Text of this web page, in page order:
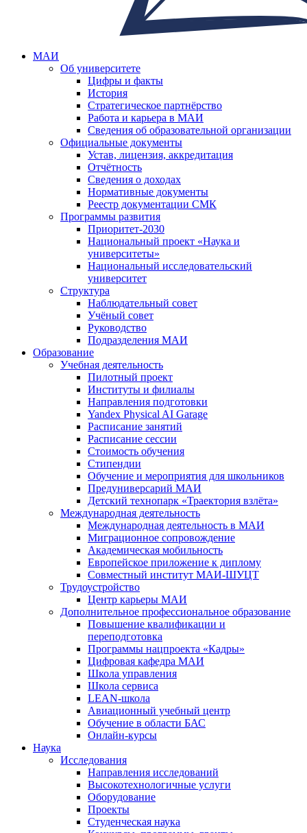
МАИ
Об университете
Цифры и факты
История
Стратегическое партнёрство
Работа и карьера в МАИ
Сведения об образовательной организации
Официальные документы
Устав, лицензия, аккредитация
Отчётность
Сведения о доходах
Нормативные документы
Реестр документации СМК
Программы развития
Приоритет-2030
Национальный проект «Наука и
университеты»
Национальный исследовательский
университет
Структура
Наблюдательный совет
Учёный совет
Руководство
Подразделения МАИ
Образование
Учебная деятельность
Пилотный проект
Институты и филиалы
Направления подготовки
Yandex Physical AI Garage
Расписание занятий
Расписание сессии
Стоимость обучения
Стипендии
Обучение и мероприятия для школьников
Предуниверсарий МАИ
Детский технопарк «Траектория взлёта»
Международная деятельность
Международная деятельность в МАИ
Миграционное сопровождение
Академическая мобильность
Европейское приложение к диплому
Совместный институт МАИ-ШУЦТ
Трудоустройство
Центр карьеры МАИ
Дополнительное профессиональное образование
Повышение квалификации и
переподготовка
Программы нацпроекта «Кадры»
Цифровая кафедра МАИ
Школа управления
Школа сервиса
LEAN-школа
Авиационный учебный центр
Обучение в области БАС
Онлайн-курсы
Наука
Исследования
Направления исследований
Высокотехнологичные услуги
Оборудование
Проекты
Студенческая наука